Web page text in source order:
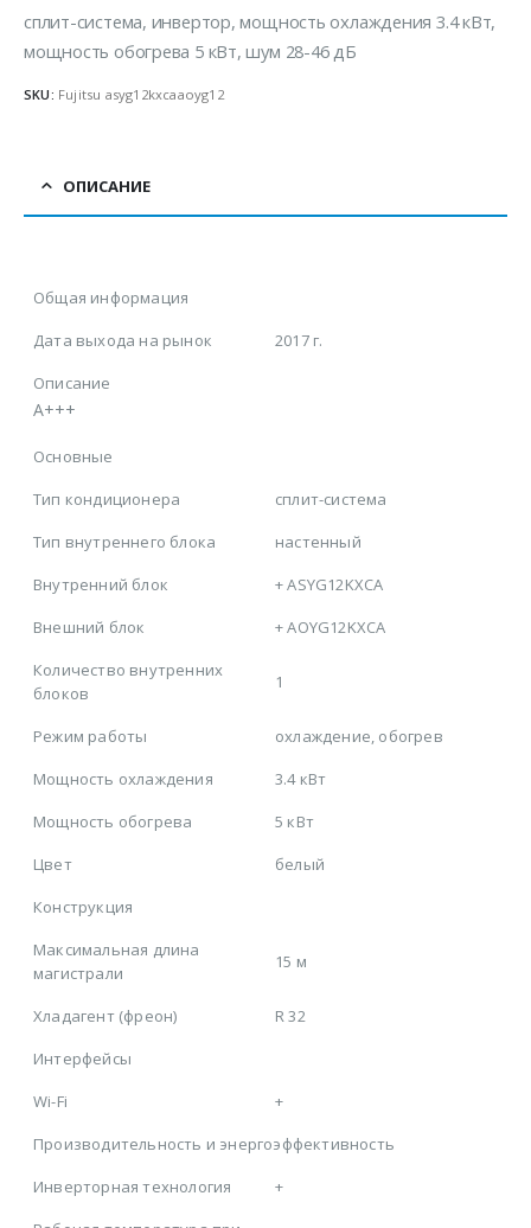
сплит-система, инвертор, мощность охлаждения 3.4 кВт,
мощность обогрева 5 кВт, шум 28-46 дБ
SKU: Fujitsu asyg12kxcaaoyg12
ОПИСАНИЕ
Общая информация
Дата выхода на рынок
2017 г.
Описание
А+++
Основные
Тип кондиционера
сплит-система
Тип внутреннего блока
настенный
Внутренний блок
+ASYG12KXCA
Внешний блок
+AOYG12KXCA
Количество внутренних
блоков
1
Режим работы
охлаждение, обогрев
Мощность охлаждения
3.4 кВт
Мощность обогрева
5 кВт
Цвет
белый
Конструкция
Максимальная длина
магистрали
15 м
Хладагент (фреон)
R 32
Интерфейсы
Wi-Fi
+
Производительность и энергоэффективность
Инверторная технология
+